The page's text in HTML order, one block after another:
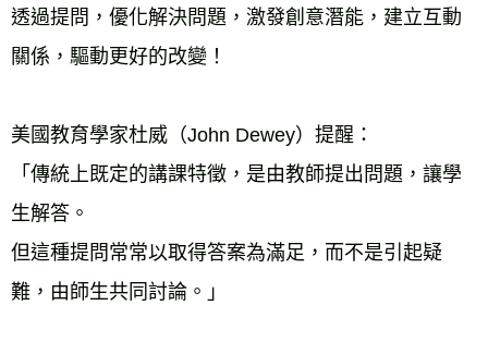
透過提問，優化解決問題，激發創意潛能，建立互動
關係，驅動更好的改變！
美國教育學家杜威（John Dewey）提醒：
「傳統上既定的講課特徵，是由教師提出問題，讓學
生解答。
但這種提問常常以取得答案為滿足，而不是引起疑
難，由師生共同討論。」